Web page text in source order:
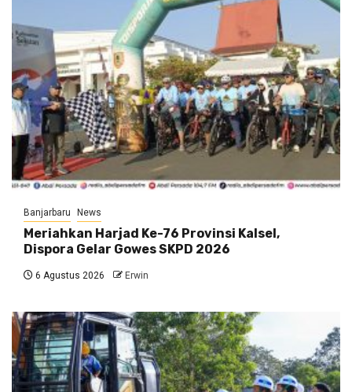
Banjarbaru News
Meriahkan Harjad Ke-76 Provinsi Kalsel,
Dispora Gelar Gowes SKPD 2026
6 Agustus 2026 Erwin